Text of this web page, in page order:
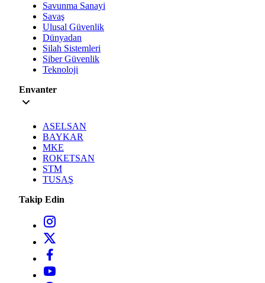
Savunma Sanayi
Savaş
Ulusal Güvenlik
Dünyadan
Silah Sistemleri
Siber Güvenlik
Teknoloji
Envanter
ASELSAN
BAYKAR
MKE
ROKETSAN
STM
TUSAŞ
Takip Edin